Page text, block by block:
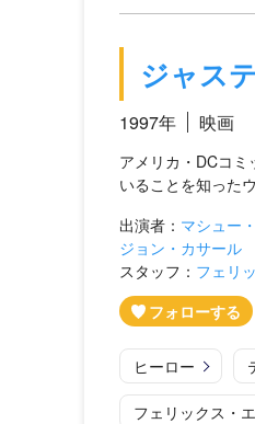
ジャス
1997年 映画
アメリカ・DCコ
いることを知った
出演者： マシュー
ジョン・カサール
スタッフ： フェリ
ヒーロー
フェリックス・